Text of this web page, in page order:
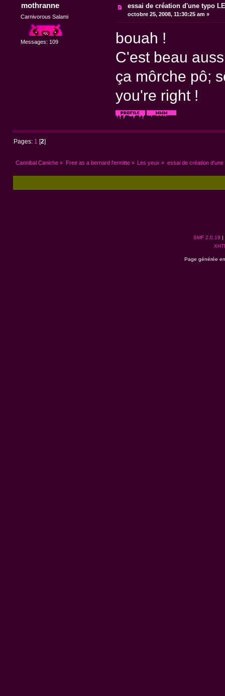
mothranne
Carnivorous Salami
Messages: 109
essai de création d'une typo
octobre 25, 2008, 11:30:25 am »
bouah !
C'est beau
ça môrche pô;
you're right !
Pages: 1 [2]
Cannibal Caniche » Free as a bernard l'ermitte» Les yeux » essai de création d'une
SMF 2.0.19 |
Page générée